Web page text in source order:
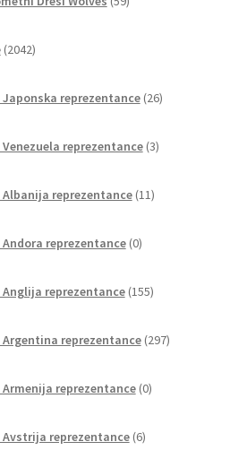
izdelkov
2042izdelkov
Japonska reprezentance 26izdelkov
Venezuela reprezentance 3izdelki
Albanija reprezentance 11izdelkov
Andora reprezentance 0izdelkov
Anglija reprezentance 155izdelkov
Argentina reprezentance 297izdelkov
Armenija reprezentance 0izdelkov
Avstrija reprezentance 6izdelkov